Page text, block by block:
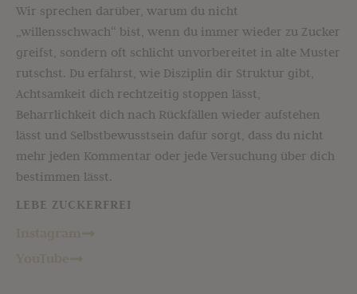
Wir sprechen darüber, warum du nicht
„willensschwach“ bist, wenn du immer wieder zu Zucker
greifst, sondern oft schlicht unvorbereitet in alte Muster
rutschst. Du erfährst, wie Disziplin dir Struktur gibt,
Achtsamkeit dich rechtzeitig stoppen lässt,
Beharrlichkeit dich nach Rückfällen wieder aufstehen
lässt und Selbstbewusstsein dafür sorgt, dass du nicht
mehr jeden Kommentar oder jede Versuchung über dich
bestimmen lässt.
LEBE ZUCKERFREI
Instagram
YouTube